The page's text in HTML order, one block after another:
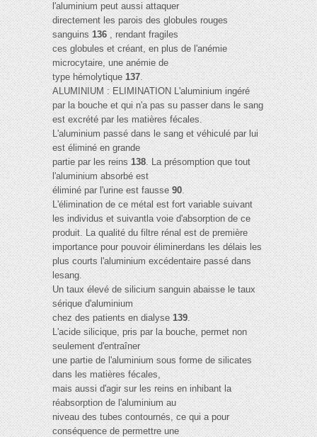
l'aluminium peut aussi attaquer
directement les parois des globules rouges
sanguins136, rendant fragiles
ces globules et créant, en plus de l'anémie
microcytaire, une anémie de
type hémolytique137.
ALUMINIUM : ELIMINATION L'aluminium ingéré
par la bouche et qui n'a pas su passer dans le sang
est excrété par les matières fécales.
L'aluminium passé dans le sang et véhiculé par lui
est éliminé en grande
partie par les reins138. La présomption que tout
l'aluminium absorbé est
éliminé par l'urine est fausse90.
L'élimination de ce métal est fort variable suivant
les individus et suivantla voie d'absorption de ce
produit. La qualité du filtre rénal est de première
importance pour pouvoir éliminerdans les délais les
plus courts l'aluminium excédentaire passé dans
lesang.
Un taux élevé de silicium sanguin abaisse le taux
sérique d'aluminium
chez des patients en dialyse139.
L'acide silicique, pris par la bouche, permet non
seulement d'entraîner
une partie de l'aluminium sous forme de silicates
dans les matières fécales,
mais aussi d'agir sur les reins en inhibant la
réabsorption de l'aluminium au
niveau des tubes contournés, ce qui a pour
conséquence de permettre une